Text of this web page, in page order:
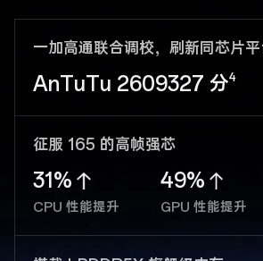
一加高通联合调校，刷新同芯片
AnTuTu 2609327 分4
征服 165 的高帧强芯
31%
CPU 性能提升
49%
GPU 性能提升